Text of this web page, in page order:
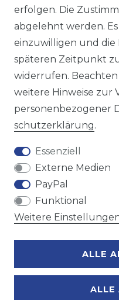
https://
oder
Wir
erfolgen. Die
abgelehnt werden.
einzuwilligen und die
späteren Zeitpunkt
widerrufen. Beachten
weitere Hinweise zur
personenbezogener
schutz­erklärung.
Essenziell
Externe Medien
PayPal
Funktional
Weitere
ALLE
ALLE